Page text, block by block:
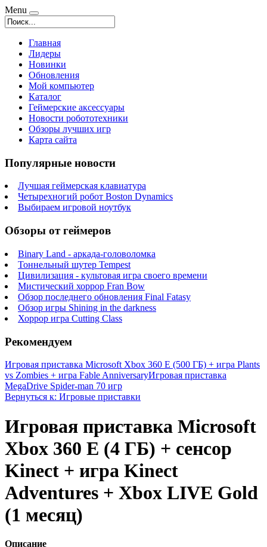
Menu
Главная
Лидеры
Новинки
Обновления
Мой компьютер
Каталог
Геймерские аксессуары
Новости робототехники
Обзоры лучших игр
Карта сайта
Популярные новости
Лучшая геймерская клавиатура
Четырехногий робот Boston Dynamics
Выбираем игровой ноутбук
Обзоры от геймеров
Binary Land - аркада-головоломка
Тоннельный шутер Tempest
Цивилизация - культовая игра своего времени
Мистический хоррор Fran Bow
Обзор последнего обновления Final Fatasy
Обзор игры Shining in the darkness
Хоррор игра Cutting Class
Рекомендуем
Игровая приставка Microsoft Xbox 360 E (500 ГБ) + игра Plants
vs Zombies + игра Fable AnniversaryИгровая приставка
MegaDrive Spider-man 70 игр
Вернуться к: Игровые приставки
Игровая приставка Microsoft
Xbox 360 E (4 ГБ) + сенсор
Kinect + игра Kinect
Adventures + Xbox LIVE Gold
(1 месяц)
Описание